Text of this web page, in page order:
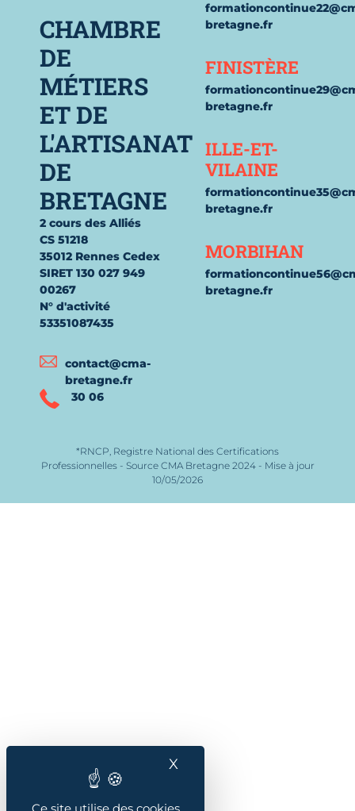
X
CHAMBRE
DE
MÉTIERS
ET DE
L'ARTISANAT
DE
BRETAGNE
2 cours des Alliés
CS 51218
35012 Rennes Cedex
SIRET 130 027 949
00267
N° d'activité
53351087435
contact@cma-
bretagne.fr
30 06
bretagne.fr
FINISTÈRE
bretagne.fr
ILLE-ET-
VILAINE
bretagne.fr
MORBIHAN
bretagne.fr
*RNCP, Registre National des Certifications
Professionnelles - Source CMA Bretagne 2024 - Mise à jour
10/05/2026